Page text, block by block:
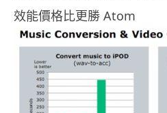
效能價格比更勝 Atom